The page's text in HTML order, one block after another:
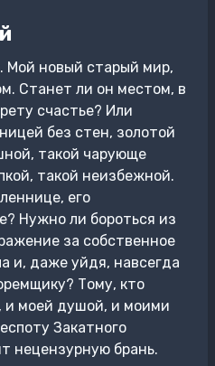
Мой новый старый мир,
Станет ли он местом, в
счастье? Или
без стен, золотой
такой чарующе
такой неизбежной.
его
Нужно ли бороться из
за собственное
и, даже уйдя, навсегда
Тому, кто
и моей душой, и моими
Закатного
нецензурную брань.